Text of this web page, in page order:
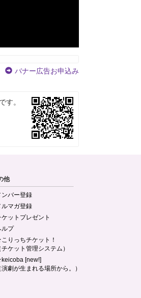
バナー広告お申込み
す。
他
ンバー登録
ルマガ登録
ケットプレゼント
ルプ
りっちチケット！
チケット管理システム）
[new!]
演劇が生まれる場所から。）